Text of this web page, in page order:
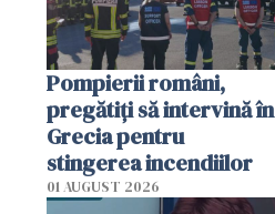
Pompierii români,
pregătiţi să intervină în
Grecia pentru
stingerea incendiilor
01 AUGUST 2026